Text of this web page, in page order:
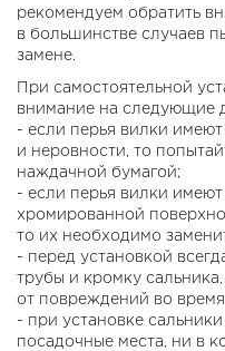
рекомендуем обратить
в большинстве случаев
замене.
При самостоятельной
внимание на следующие
- если перья вилки
и неровности, то
наждачной бумагой;
- если перья вилки
хромированной
то их необходимо
- перед установкой
трубы и кромку
от повреждений во
- при установке
посадочные места, ни в